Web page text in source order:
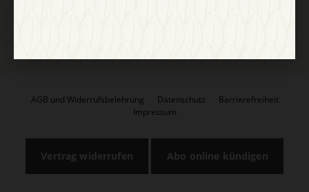
AGB und Widerrufsbelehrung Datenschutz
Barrierefreiheit
Impressum
Vertrag widerrufen Abo online kündigen